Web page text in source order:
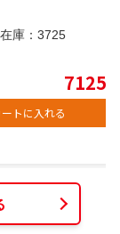
庫： 3725
7125
トに入れる